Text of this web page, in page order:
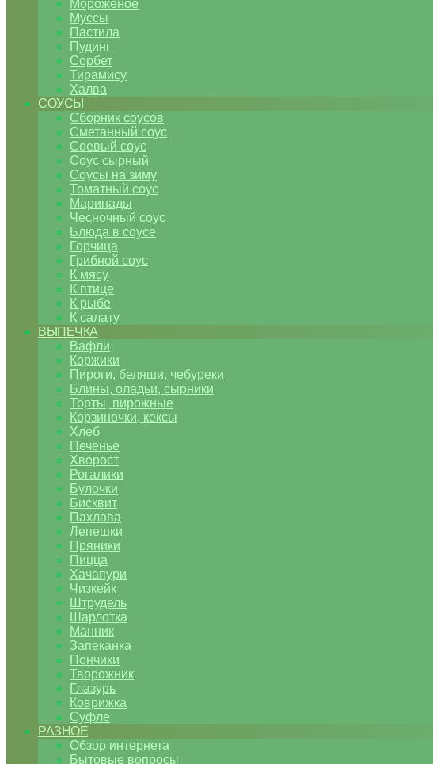
Мороженое
Муссы
Пастила
Пудинг
Сорбет
Тирамису
Халва
СОУСЫ
Сборник соусов
Сметанный соус
Соевый соус
Соус сырный
Соусы на зиму
Томатный соус
Маринады
Чесночный соус
Блюда в соусе
Горчица
Грибной соус
К мясу
К птице
К рыбе
К салату
ВЫПЕЧКА
Вафли
Коржики
Пироги, беляши, чебуреки
Блины, оладьи, сырники
Торты, пирожные
Корзиночки, кексы
Хлеб
Печенье
Хворост
Рогалики
Булочки
Бисквит
Пахлава
Лепешки
Пряники
Пицца
Хачапури
Чизкейк
Штрудель
Шарлотка
Манник
Запеканка
Пончики
Творожник
Глазурь
Коврижка
Суфле
РАЗНОЕ
Обзор интернета
Бытовые вопросы